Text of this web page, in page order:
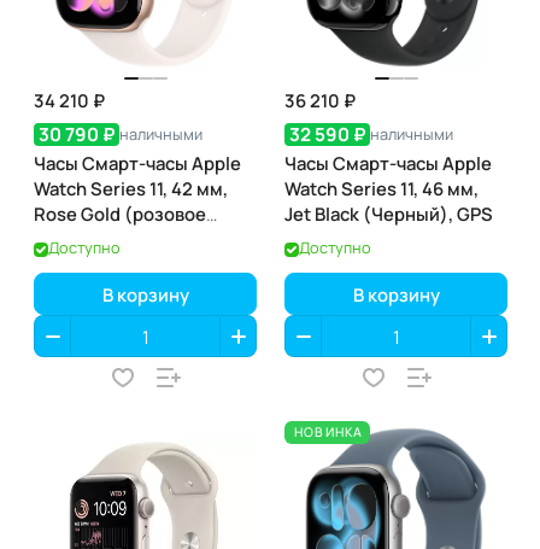
34 210 ₽
30 790 ₽ наличными
Часы Смарт-часы Apple
Watch Series 11, 42 мм,
Rose Gold (розовое
золото), GPS
Доступно
В корзину
36 210 ₽
32 590 ₽ наличными
Часы Смарт-часы Apple
Watch Series 11, 46 мм,
Jet Black (Черный), GPS
Доступно
В корзину
НОВИНКА